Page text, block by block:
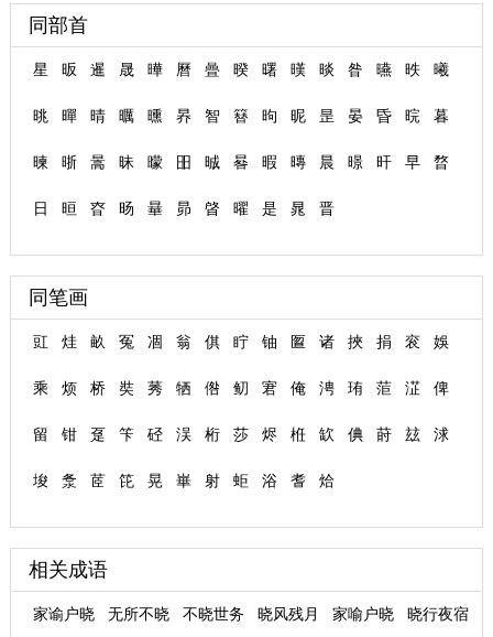
同部首
星 昄 暹 晟 曄 曆 曡 暌 曙 暵 晱 昝 曣 昳 曦
晀 暺 晴 曞 曛 昦 智 簮 昫 昵 昰 晏 昏 晥 暮
暕 晣 暠 昧 曚 昍 晠 晷 暇 暷 晨 暻 旰 早 暓
日 晅 昚 旸 曅 昴 晵 曜 是 晁 晋
同笔画
豇 烓 畝 冤 凅 翁 倛 眝 铀 匫 诸 挾 捐 衮 娛
乘 烦 桥 奘 莠 牺 倃 鱽 宭 俺 涄 珛 菃 淽 俾
留 钳 趸 笇 硁 洖 桁 莎 烬 栣 缼 倎 莳 玆 浗
埈 洜 茝 笓 晃 崋 射 蚷 浴 耆 烚
相关成语
家谕户晓 无所不晓 不晓世务 晓风残月 家喻户晓 晓行夜宿